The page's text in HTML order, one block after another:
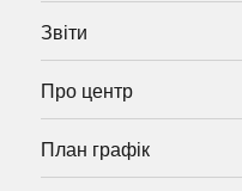
Звіти
Про центр
План графік